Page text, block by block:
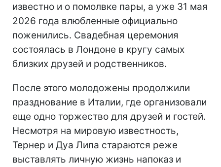
известно и о помолвке пары, а уже 31 мая
2026 года влюбленные официально
поженились. Свадебная церемония
состоялась в Лондоне в кругу самых
близких друзей и родственников.
После этого молодожены продолжили
празднование в Италии, где организовали
еще одно торжество для друзей и гостей.
Несмотря на мировую известность,
Тернер и Дуа Липа стараются реже
выставлять личную жизнь напоказ и